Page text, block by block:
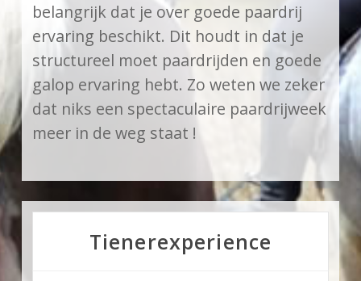
belangrijk dat je over goede paardrij
ervaring beschikt. Dit houdt in dat je
structureel moet paardrijden en goede
galop ervaring hebt. Zo weten we zeker
dat niks een spectaculaire paardrijweek
meer in de weg staat !
Tienerexperience